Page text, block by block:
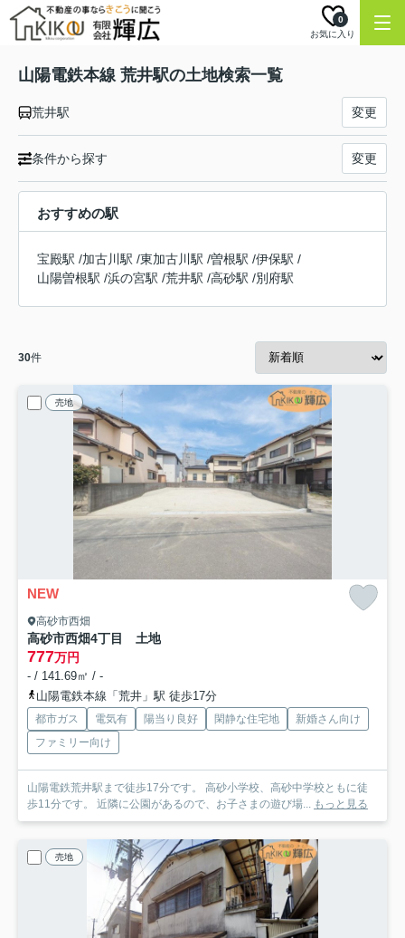
お気に入り
0
山陽電鉄本線 荒井駅の土地検索一覧
荒井駅 変更
条件から探す 変更
おすすめの駅
宝殿駅 /加古川駅 /東加古川駅 /曽根駅 /伊保駅 /
山陽曽根駅 /浜の宮駅 /荒井駅 /高砂駅 /別府駅
30件
売地
NEW
高砂市西畑
高砂市西畑4丁目 土地
777万円
- / 141.69㎡ / -
山陽電鉄本線「荒井」駅 徒歩17分
都市ガス 電気有 陽当り良好 閑静な住宅地
新婚さん向け
ファミリー向け
山陽電鉄荒井駅まで徒歩17分です。 高砂小学校、高砂中学校ともに徒
歩11分です。 近隣に公園があるので、お子さまの遊び場... もっと見る
売地